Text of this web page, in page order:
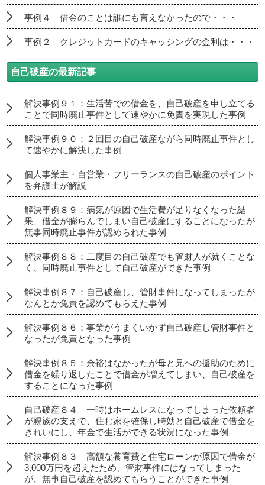
事例４ 借金のことは誰にも言えなかったので・・・
事例２ クレジットカードのキャッシングの金利は・・・
自己破産の最新記事
解決事例９１：生活苦での借金を、自己破産を申し立てる
ことで同時廃止事件として速やかに免責を実現した事例
解決事例９０：２回目の自己破産ながら同時廃止事件とし
て速やかに解決した事例
個人事業主・自営業・フリーランスの自己破産のポイント
を弁護士が解説
解決事例８９：病気が原因で生活費が足りなくなった結
果、借金が膨らんでしまい自己破産にすることになったが
無事同時廃止事件が認められた事例
解決事例８８：二度目の自己破産でも管財人が就くことな
く、同時廃止事件として自己破産ができた事例
解決事例８７：自己破産し、管財事件になってしまったが
なんとか免責を認めてもらえた事例
解決事例８６：事業がうまくいかず自己破産し管財事件と
なったが免責となった事例
解決事例８５：余裕はなかったが母と兄への援助のために
借金を繰り返したことで借金が増えてしまい、自己破産を
することになった事例
自己破産８４ 一時はホームレスになってしまった依頼者
が親族の支えで、住む家を確保し時効と自己破産で借金を
きれいにし、年金で生活ができる状況になった事例
解決事例８３ 高額な養育費と住宅ローンが原因で借金が
3,000万円を超えたため、管財事件にはなってしまった
が、無事自己破産を認めてもらうことができた事例